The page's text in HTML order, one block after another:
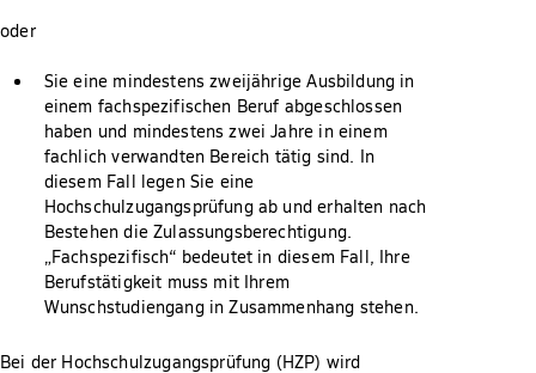
oder
Sie eine mindestens zweijährige Ausbildung in
einem fachspezifischen Beruf abgeschlossen
haben und mindestens zwei Jahre in einem
fachlich verwandten Bereich tätig sind. In
diesem Fall legen Sie eine
Hochschulzugangsprüfung ab und erhalten nach
Bestehen die Zulassungsberechtigung.
„Fachspezifisch“ bedeutet in diesem Fall, Ihre
Berufstätigkeit muss mit Ihrem
Wunschstudiengang in Zusammenhang stehen.
Bei der Hochschulzugangsprüfung (HZP) wird